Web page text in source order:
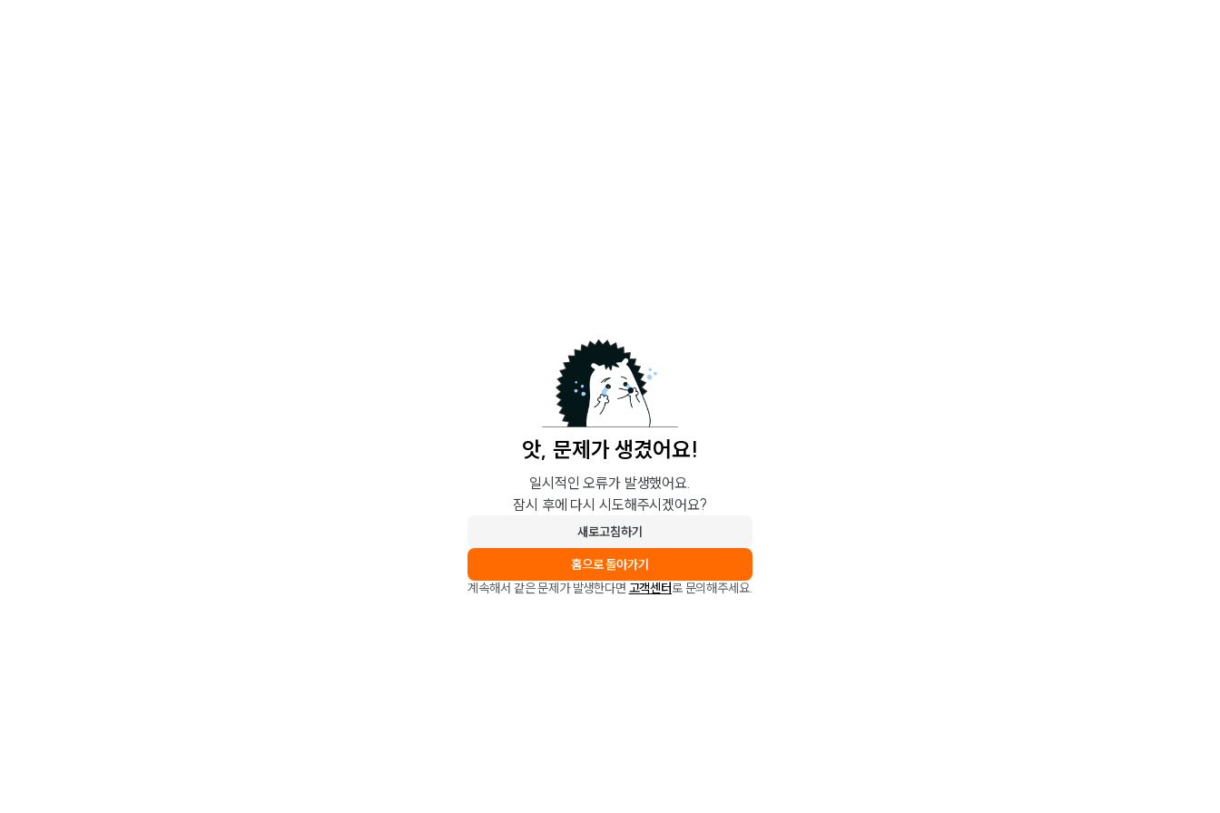
앗, 문제가 생겼어요!
일시적인 오류가 발생했어요.
잠시 후에 다시 시도해주시겠어요?
새로고침하기
홈으로 돌아가기
계속해서 같은 문제가 발생한다면 고객센터로 문의해주세요.